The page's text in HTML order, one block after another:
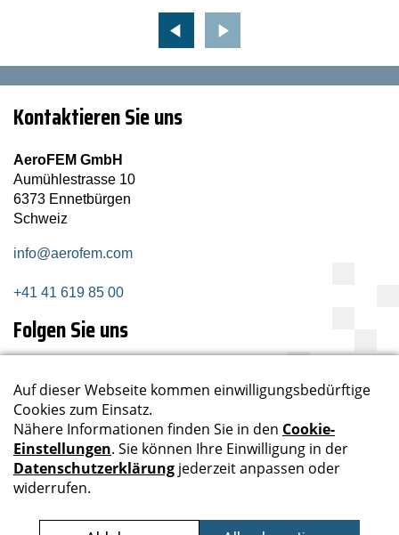
Kontaktieren Sie uns
AeroFEM GmbH
Aumühlestrasse 10
6373 Ennetbürgen
Schweiz
info@aerofem.com
+41 41 619 85 00
Folgen Sie uns
Newsletter abonnieren
Jetzt abonnieren